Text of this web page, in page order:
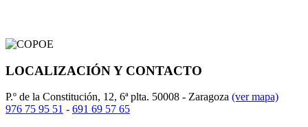
LOCALIZACIÓN Y CONTACTO
P.º de la Constitución, 12, 6ª plta. 50008 - Zaragoza (ver mapa)
976 75 95 51 - 691 69 57 65